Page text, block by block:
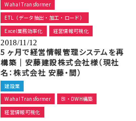
Waha! Transformer
ETL（データ抽出・加工・ロード）
Excel業務効率化
経営情報可視化
2018/11/12
5 ヶ月で経営情報管理システムを再
構築｜安藤建設株式会社様（現社
名：株式会社 安藤・間）
建設業
Waha! Transformer
BI・DWH構築
経営情報可視化